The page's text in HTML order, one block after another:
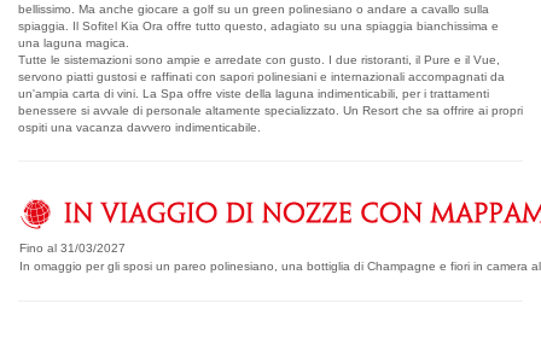
bellissimo. Ma anche giocare a golf su un green polinesiano o andare a cavallo sulla
spiaggia. Il Sofitel Kia Ora offre tutto questo, adagiato su una spiaggia bianchissima e
una laguna magica.
Tutte le sistemazioni sono ampie e arredate con gusto. I due ristoranti, il Pure e il Vue,
servono piatti gustosi e raffinati con sapori polinesiani e internazionali accompagnati da
un'ampia carta di vini. La Spa offre viste della laguna indimenticabili, per i trattamenti
benessere si avvale di personale altamente specializzato. Un Resort che sa offrire ai propri
ospiti una vacanza davvero indimenticabile.
Fino al 31/03/2027
In omaggio per gli sposi un pareo polinesiano, una bottiglia di Champagne e fiori in camera